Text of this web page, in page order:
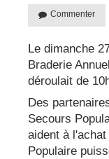
Commenter
Le dimanche
Braderie
déroulait de
Des
Secours
aident à
Populaire